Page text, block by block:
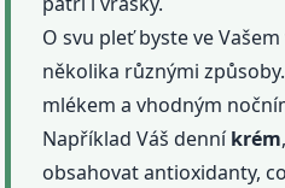
O svu pleť byste ve
několika různými
mlékem a vhodným
Například Váš denníkrém
obsahovat antioxidanty,